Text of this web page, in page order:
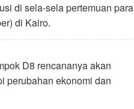
di sela-sela pertemuan para
di Kairo.
D8 rencananya akan
perubahan ekonomi dan